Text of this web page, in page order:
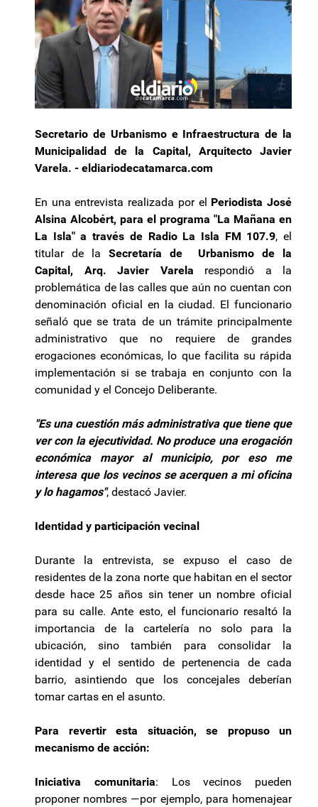
Secretario de Urbanismo e Infraestructura de la
Municipalidad de la Capital, Arquitecto Javier
Varela. - eldiariodecatamarca.com
En una entrevista realizada por el Periodista José
Alsina Alcobért, para el programa "La Mañana en
La Isla" a través de Radio La Isla FM 107.9, el
titular de la Secretaría de Urbanismo de la
Capital, Arq. Javier Varela respondió a la
problemática de las calles que aún no cuentan con
denominación oficial en la ciudad. El funcionario
señaló que se trata de un trámite principalmente
administrativo que no requiere de grandes
erogaciones económicas, lo que facilita su rápida
implementación si se trabaja en conjunto con la
comunidad y el Concejo Deliberante.
"Es una cuestión más administrativa que tiene que
ver con la ejecutividad. No produce una erogación
económica mayor al municipio, por eso me
interesa que los vecinos se acerquen a mi oficina
y lo hagamos", destacó Javier.
Identidad y participación vecinal
Durante la entrevista, se expuso el caso de
residentes de la zona norte que habitan en el sector
desde hace 25 años sin tener un nombre oficial
para su calle. Ante esto, el funcionario resaltó la
importancia de la cartelería no solo para la
ubicación, sino también para consolidar la
identidad y el sentido de pertenencia de cada
barrio, asintiendo que los concejales deberían
tomar cartas en el asunto.
Para revertir esta situación, se propuso un
mecanismo de acción:
Iniciativa comunitaria: Los vecinos pueden
proponer nombres —por ejemplo, para homenajear